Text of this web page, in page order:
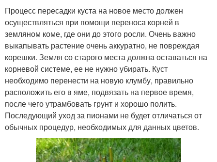
Процесс пересадки куста на новое место должен
осуществляться при помощи переноса корней в
земляном коме, где они до этого росли. Очень важно
выкапывать растение очень аккуратно, не повреждая
корешки. Земля со старого места должна оставаться на
корневой системе, ее не нужно убирать. Куст
необходимо перенести на новую клумбу, правильно
расположить его в яме, подвязать на первое время,
после чего утрамбовать грунт и хорошо полить.
Последующий уход за пионами не будет отличаться от
обычных процедур, необходимых для данных цветов.